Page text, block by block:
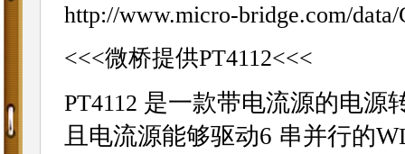
http://www.micro-bridge.com/
<<<微桥提供PT4112<<<
PT4112 是一款带电流源的电源
且电流源能够驱动6 串并行的W